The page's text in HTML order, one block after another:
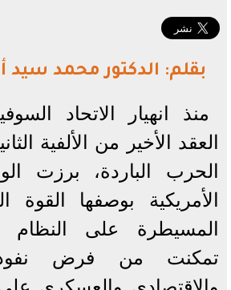
بقلم: الدكتور محمد سيد
منذ انهيار الاتحاد
العقد الأخير من الألفية
الحرب الباردة، برزت
الأمريكية بوصفها القوة
المسيطرة على النظام
تمكنت من فرض